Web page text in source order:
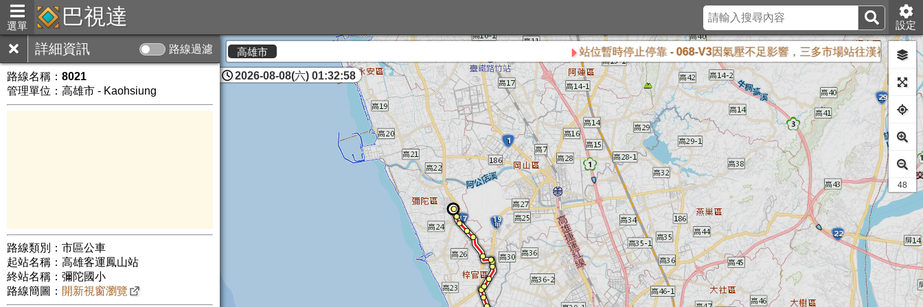
選單 巴視達 設定
詳細資訊 路線過濾
路線名稱： 8021
管理單位：高雄市 - Kaohsiung
路線類別：市區公車
起站名稱：高雄客運鳳山站
終站名稱：彌陀國小
路線簡圖： 開新視窗瀏覽
高雄市 站位暫時停止停靠 - 068-V3因氣壓不足影響，三多市場站往漢神巨蛋，自
2026-08-08(六) 01:32:58
42